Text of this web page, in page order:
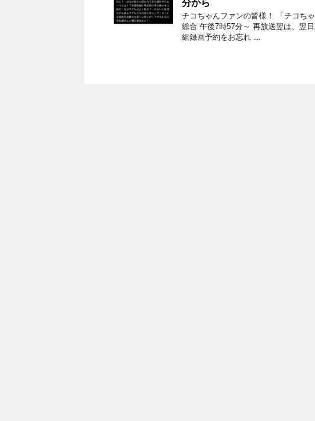
分から
チコちゃんファンの皆様！ 「チコち
総合 午後7時57分～ 再放送翌は、翌
組録画予約をお忘れ …